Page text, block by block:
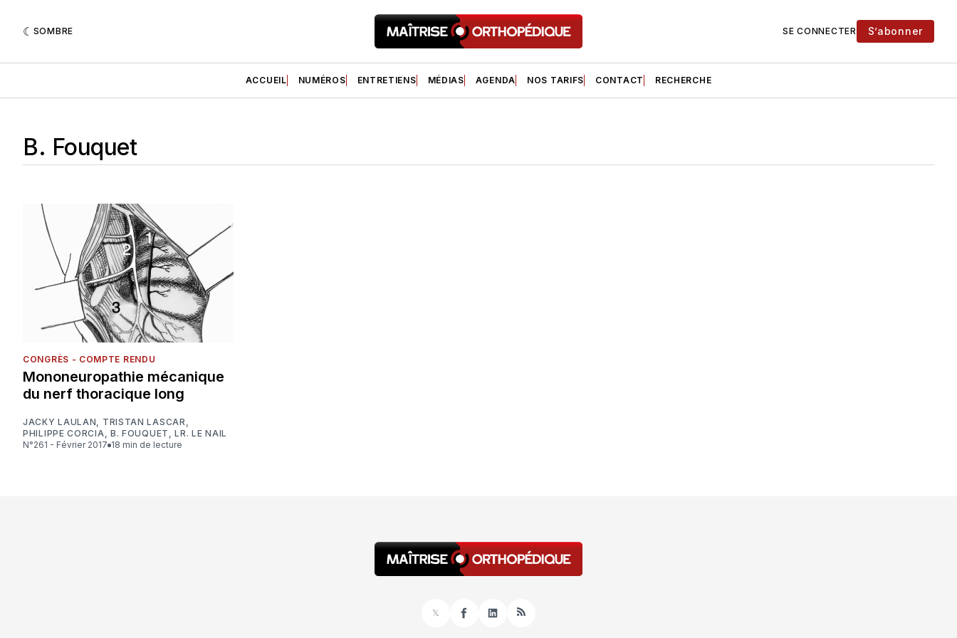
SOMBRE SE CONNECTER S’abonner
ACCUEIL NUMÉROS ENTRETIENS MÉDIAS AGENDA NOS TARIFS CONTACT RECHERCHE
B. Fouquet
CONGRÈS - COMPTE RENDU
Mononeuropathie mécanique
du nerf thoracique long
JACKY LAULAN, TRISTAN LASCAR,
PHILIPPE CORCIA, B. FOUQUET ,LR. LE NAIL
N°261 - Février 2017
18 min de lecture
𝕏
FacebookLinkedInRSS